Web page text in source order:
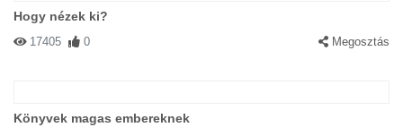
Hogy nézek ki?
17405 0 Megosztás
Könyvek magas embereknek